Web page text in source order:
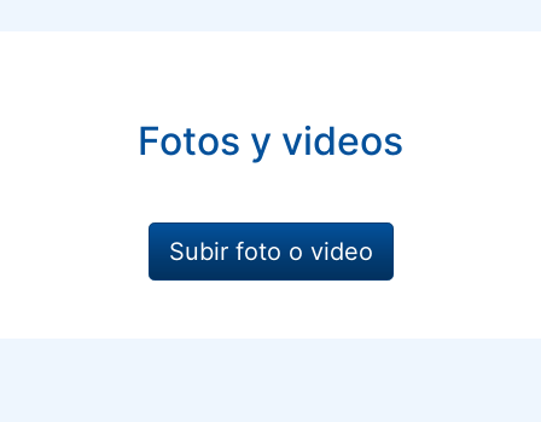
Fotos y videos
Subir foto o video